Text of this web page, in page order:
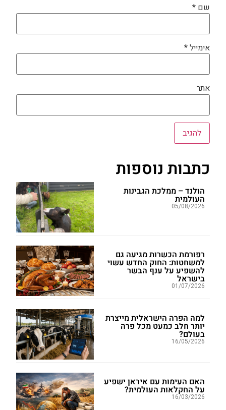
שם *
אימייל*
אתר
כתבות נוספות
הולנד – ממלכת הגבינות
העולמית
05/08/2026
רפורמת הכשרות מגיעה גם
למשחטות: החוק החדש עשוי
להשפיע על ענף הבשר
בישראל
01/07/2026
למה הפרה הישראלית מייצרת
יותר חלב כמעט מכל פרה
בעולם?
16/05/2026
האם העימות עם איראן ישפיע
על החקלאות העולמית?
16/03/2026